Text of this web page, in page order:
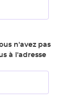
n'avez pas
à l'adresse